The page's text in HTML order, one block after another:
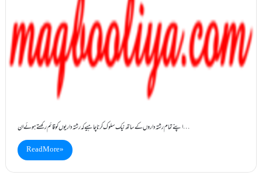
اپنے تمام رشتہ داروں کے ساتھ نیک سلوک کرنا چاہیے کہ رشتہ داریوں کو قائم رکھتے ہوئے ان…
Read More »